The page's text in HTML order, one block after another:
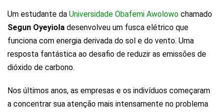
Um estudante da Universidade Obafemi Awolowo chamado
Segun Oyeyiola desenvolveu um fusca elétrico que
funciona com energia derivada do sol e do vento. Uma
resposta fantástica ao desafio de reduzir as emissões de
dióxido de carbono.
Nos últimos anos, as empresas e os indivíduos começaram
a concentrar sua atenção mais intensamente no problema